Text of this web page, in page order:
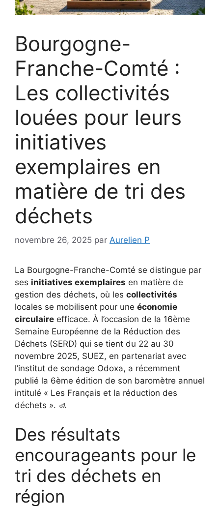
Bourgogne-
Franche-Comté :
Les collectivités
louées pour leurs
initiatives
exemplaires en
matière de tri des
déchets
novembre 26, 2025 par Aurelien P
La Bourgogne-Franche-Comté se distingue par
ses initiatives exemplaires en matière de
gestion des déchets, où les collectivités
locales se mobilisent pour une économie
circulaire efficace. À l’occasion de la 16ème
Semaine Européenne de la Réduction des
Déchets (SERD) qui se tient du 22 au 30
novembre 2025, SUEZ, en partenariat avec
l’institut de sondage Odoxa, a récemment
publié la 6ème édition de son baromètre annuel
intitulé « Les Français et la réduction des
déchets ». 🚮
Des résultats
encourageants pour le
tri des déchets en
région